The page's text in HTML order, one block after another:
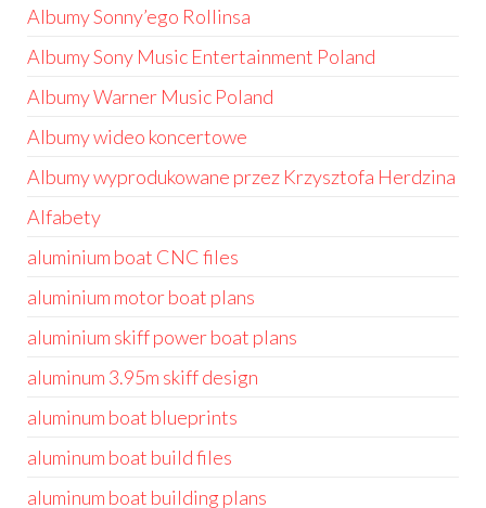
Albumy Sonny’ego Rollinsa
Albumy Sony Music Entertainment Poland
Albumy Warner Music Poland
Albumy wideo koncertowe
Albumy wyprodukowane przez Krzysztofa Herdzina
Alfabety
aluminium boat CNC files
aluminium motor boat plans
aluminium skiff power boat plans
aluminum 3.95m skiff design
aluminum boat blueprints
aluminum boat build files
aluminum boat building plans